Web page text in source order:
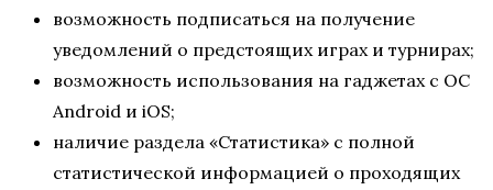
возможность подписаться на получение
уведомлений о предстоящих играх и турнирах;
возможность использования на гаджетах с ОС
Android и iOS;
наличие раздела «Статистика» с полной
статистической информацией о проходящих